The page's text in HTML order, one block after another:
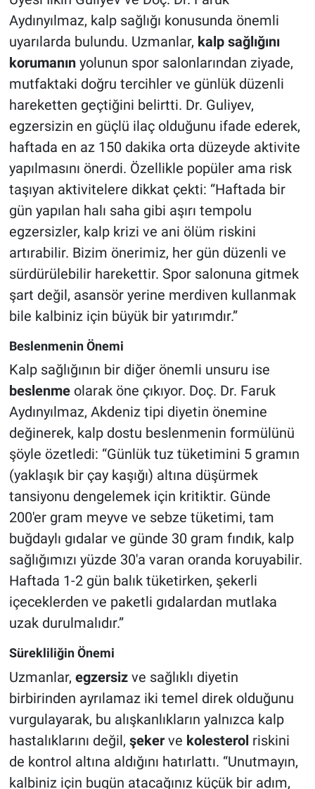
Aydınyılmaz, kalp sağlığı konusunda önemli
uyarılarda bulundu. Uzmanlar, kalp sağlığını
korumanınyolunun spor salonlarından ziyade,
mutfaktaki doğru tercihler ve günlük düzenli
hareketten geçtiğini belirtti. Dr. Guliyev,
egzersizin en güçlü ilaç olduğunu ifade ederek,
haftada en az 150 dakika orta düzeyde aktivite
yapılmasını önerdi. Özellikle popüler ama risk
taşıyan aktivitelere dikkat çekti: “Haftada bir
gün yapılan halı saha gibi aşırı tempolu
egzersizler, kalp krizi ve ani ölüm riskini
artırabilir. Bizim önerimiz, her gün düzenli ve
sürdürülebilir harekettir. Spor salonuna gitmek
şart değil, asansör yerine merdiven kullanmak
bile kalbiniz için büyük bir yatırımdır.”
Beslenmenin Önemi
Kalp sağlığının bir diğer önemli unsuru ise
beslenmeolarak öne çıkıyor. Doç. Dr. Faruk
Aydınyılmaz, Akdeniz tipi diyetin önemine
değinerek, kalp dostu beslenmenin formülünü
şöyle özetledi: “Günlük tuz tüketimini 5 gramın
(yaklaşık bir çay kaşığı) altına düşürmek
tansiyonu dengelemek için kritiktir. Günde
200'er gram meyve ve sebze tüketimi, tam
buğdaylı gıdalar ve günde 30 gram fındık, kalp
sağlığımızı yüzde 30'a varan oranda koruyabilir.
Haftada 1-2 gün balık tüketirken, şekerli
içeceklerden ve paketli gıdalardan mutlaka
uzak durulmalıdır.”
Sürekliliğin Önemi
Uzmanlar, egzersizve sağlıklı diyetin
birbirinden ayrılamaz iki temel direk olduğunu
vurgulayarak, bu alışkanlıkların yalnızca kalp
hastalıklarını değil, şekerve kolesterol riskini
de kontrol altına aldığını hatırlattı. “Unutmayın,
kalbiniz için bugün atacağınız küçük bir adım,